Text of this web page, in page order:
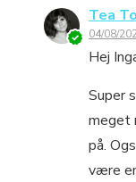
Tea
04/08/
Hej
Super
meget
på.
være